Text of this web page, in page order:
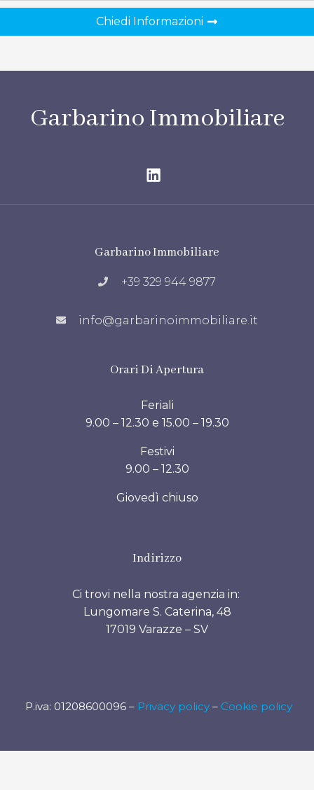
Chiedi Informazioni
Garbarino Immobiliare
Garbarino Immobiliare
+39 329 944 9877
info@garbarinoimmobiliare.it
Orari Di Apertura
Feriali
9.00 – 12.30 e 15.00 – 19.30
Festivi
9.00 – 12.30
Giovedì chiuso
Indirizzo
Ci trovi nella nostra agenzia in:
Lungomare S. Caterina, 48
17019 Varazze – SV
P.iva: 01208600096 –Privacy policy– Cookie policy